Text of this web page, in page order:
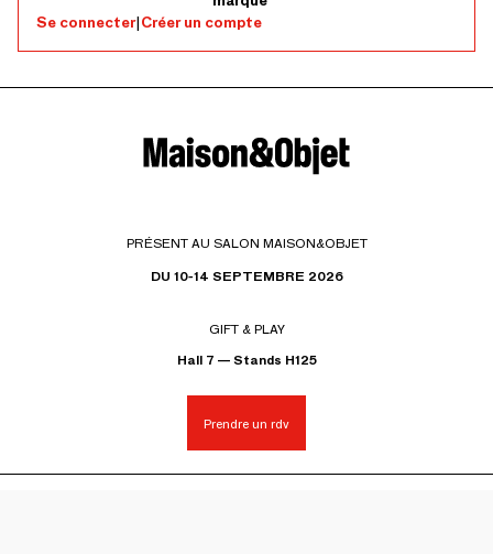
Se connecter|Créer un compte
PRÉSENT AU SALON MAISON&OBJET
DU 10-14 SEPTEMBRE 2026
GIFT & PLAY
Hall 7 — Stands H125
Prendre un rdv